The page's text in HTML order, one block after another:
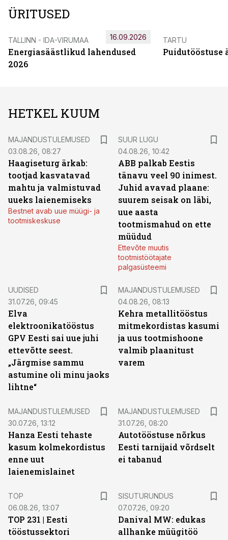
ÜRITUSED
TALLINN - IDA-VIRUMAA
Energiasäästlikud lahendused
2026
16.09.2026 TARTU
Puidutööstuse
HETKEL KUUM
MAJANDUSTULEMUSED
03.08.26, 08:27
Haagiseturg ärkab:
tootjad kasvatavad
mahtu ja valmistuvad
uueks laienemiseks
Bestnet avab uue müügi- ja
tootmiskeskuse
SUUR LUGU
04.08.26, 10:42
ABB palkab Eestis
tänavu veel 90 inimest.
Juhid avavad plaane:
suurem seisak on läbi,
uue aasta
tootmismahud on ette
müüdud
Ettevõte muutis
tootmistöötajate
palgasüsteemi
UUDISED
31.07.26, 09:45
Elva
elektroonikatööstus
GPV Eesti sai uue juhi
ettevõtte seest.
„Järgmise sammu
astumine oli minu jaoks
lihtne“
MAJANDUSTULEMUSED
04.08.26, 08:13
Kehra metallitööstus
mitmekordistas kasumi
ja uus tootmishoone
valmib plaanitust
varem
MAJANDUSTULEMUSED
30.07.26, 13:12
Hanza Eesti tehaste
kasum kolmekordistus
enne uut
laienemislainet
MAJANDUSTULEMUSED
31.07.26, 08:20
Autotööstuse nõrkus
Eesti tarnijaid võrdselt
ei tabanud
TOP
06.08.26, 13:07
TOP 231 | Eesti
tööstussektori
SISUTURUNDUS
07.07.26, 09:20
Danival MW: edukas
allhanke müügitöö